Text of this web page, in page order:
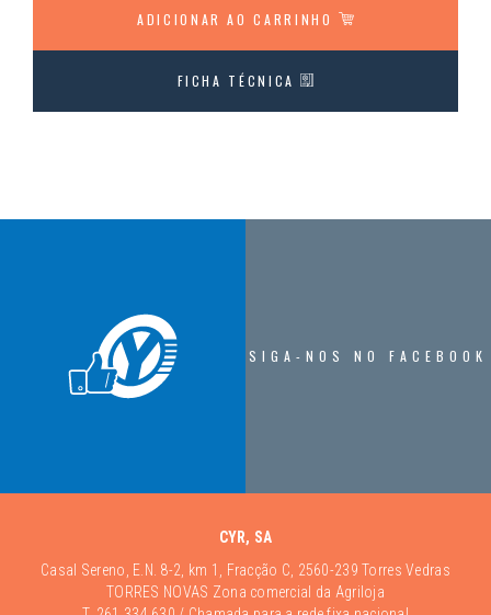
ADICIONAR AO CARRINHO
FICHA TÉCNICA
SIGA-NOS NO FACEBOOK
CYR, SA
Casal Sereno, E.N. 8-2, km 1, Fracção C, 2560-239 Torres Vedras
TORRES NOVAS Zona comercial da Agriloja